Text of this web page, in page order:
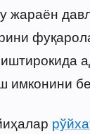
жараён
имконини